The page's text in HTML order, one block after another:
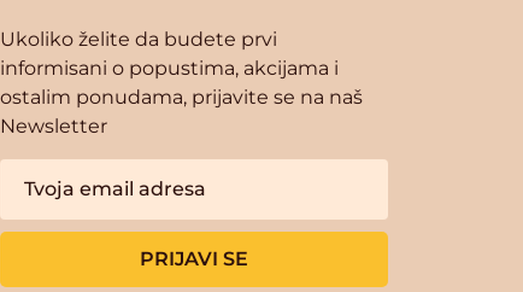
Ukoliko želite da budete prvi
informisani o popustima, akcijama i
ostalim ponudama, prijavite se na naš
Newsletter
PRIJAVI SE